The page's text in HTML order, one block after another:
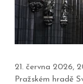
21. června 2026,
Pražském hradě